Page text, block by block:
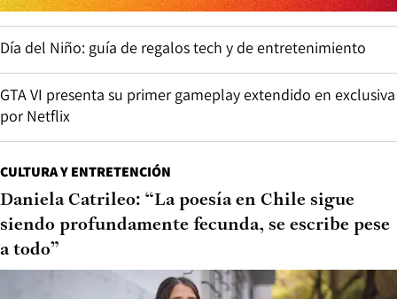
Día del Niño: guía de regalos tech y de entretenimiento
GTA VI presenta su primer gameplay extendido en exclusiva
por Netflix
CULTURA Y ENTRETENCIÓN
Daniela Catrileo: “La poesía en Chile sigue
siendo profundamente fecunda, se escribe pese
a todo”